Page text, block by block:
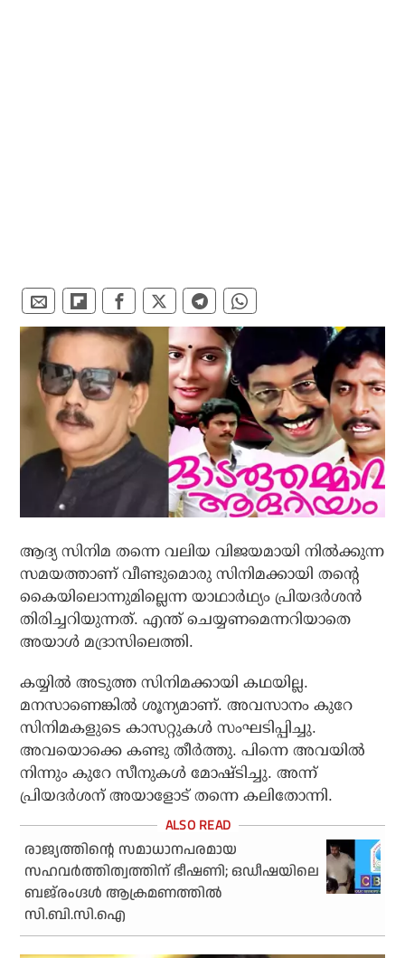
ആദ്യ സിനിമ തന്നെ വലിയ വിജയമായി നില്‍ക്കുന്ന
സമയത്താണ് വീണ്ടുമൊരു സിനിമക്കായി തന്റെ
കൈയിലൊന്നുമില്ലെന്ന യാഥാര്‍ഥ്യം പ്രിയദര്‍ശന്‍
തിരിച്ചറിയുന്നത്. എന്ത് ചെയ്യണമെന്നറിയാതെ
അയാള്‍ മദ്രാസിലെത്തി.
കയ്യില്‍ അടുത്ത സിനിമക്കായി കഥയില്ല.
മനസാണെങ്കില്‍ ശൂന്യമാണ്. അവസാനം കുറേ
സിനിമകളുടെ കാസറ്റുകള്‍ സംഘടിപ്പിച്ചു.
അവയൊക്കെ കണ്ടു തീര്‍ത്തു. പിന്നെ അവയില്‍
നിന്നും കുറേ സീനുകള്‍ മോഷ്ടിച്ചു. അന്ന്
പ്രിയദര്‍ശന് അയാളോട് തന്നെ കലിതോന്നി.
രാജ്യത്തിന്റെ സമാധാനപരമായ
സഹവര്‍ത്തിത്വത്തിന് ഭീഷണി; ഒഡീഷയിലെ
ബജ്‌രംഗ്ദള്‍ ആക്രമണത്തില്‍
സി.ബി.സി.ഐ